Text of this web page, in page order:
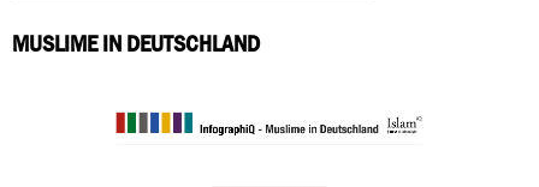
MUSLIME IN DEUTSCHLAND